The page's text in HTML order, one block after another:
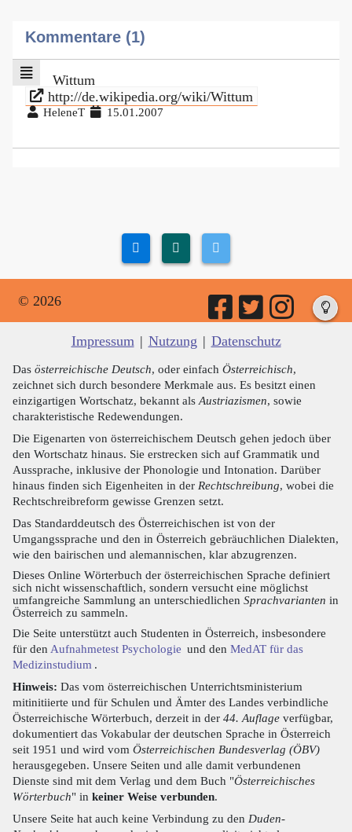
Kommentare (1)
Wittum
http://de.wikipedia.org/wiki/Wittum
HeleneT 15.01.2007
© 2026
Impressum | Nutzung | Datenschutz
Das österreichische Deutsch, oder einfach Österreichisch,
zeichnet sich durch besondere Merkmale aus. Es besitzt einen
einzigartigen Wortschatz, bekannt als Austriazismen, sowie
charakteristische Redewendungen.
Die Eigenarten von österreichischem Deutsch gehen jedoch über
den Wortschatz hinaus. Sie erstrecken sich auf Grammatik und
Aussprache, inklusive der Phonologie und Intonation. Darüber
hinaus finden sich Eigenheiten in der Rechtschreibung, wobei die
Rechtschreibreform gewisse Grenzen setzt.
Das Standarddeutsch des Österreichischen ist von der
Umgangssprache und den in Österreich gebräuchlichen Dialekten,
wie den bairischen und alemannischen, klar abzugrenzen.
Dieses Online Wörterbuch der österreichischen Sprache definiert
sich nicht wissenschaftlich, sondern versucht eine möglichst
umfangreiche Sammlung an unterschiedlichen Sprachvarianten in
Österreich zu sammeln.
Die Seite unterstützt auch Studenten in Österreich, insbesondere
für den Aufnahmetest Psychologie und den MedAT für das
Medizinstudium .
Hinweis: Das vom österreichischen Unterrichtsministerium
mitinitiierte und für Schulen und Ämter des Landes verbindliche
Österreichische Wörterbuch, derzeit in der 44. Auflage verfügbar,
dokumentiert das Vokabular der deutschen Sprache in Österreich
seit 1951 und wird vom Österreichischen Bundesverlag (ÖBV)
herausgegeben. Unsere Seiten und alle damit verbundenen
Dienste sind mit dem Verlag und dem Buch "Österreichisches
Wörterbuch" in keiner Weise verbunden.
Unsere Seite hat auch keine Verbindung zu den Duden-